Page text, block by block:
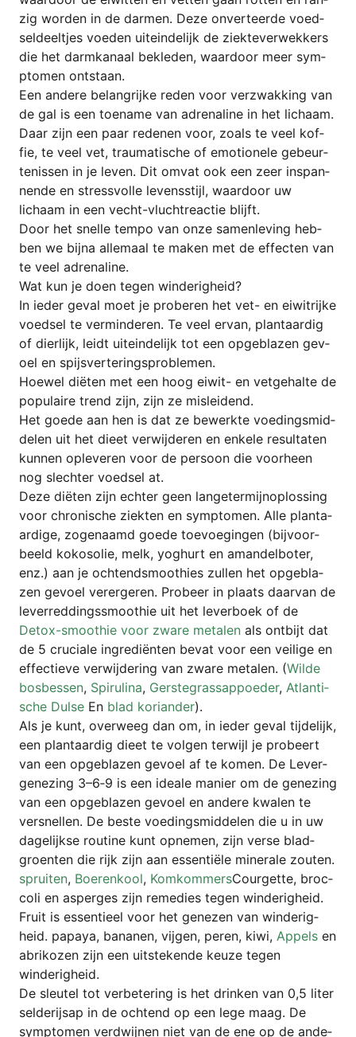
zig wor­den in de darm­en. Deze onver­teer­de voed­
sel­deelt­jes voe­den uit­ein­de­li­jk de ziek­te­ver­wek­kers
die het darm­ka­naal bekle­den, waar­door meer sym­
pto­men ontstaan.
Een ande­re belan­gri­jke reden voor ver­zwak­king van
de gal is een toe­na­me van adre­na­line in het lichaam.
Daar zijn een paar rede­nen voor, zoals te veel kof­
fie, te veel vet, trau­ma­ti­sche of emo­tio­n­ele gebe­ur­
te­nis­sen in je leven. Dit omvat ook een zeer inspan­
nen­de en stress­vol­le levens­sti­jl, waar­door uw
lichaam in een vecht-vlucht­re­ac­tie blijft.
Door het snel­le tem­po van onze samen­le­ving heb­
ben we bij­na allem­aal te maken met de effec­ten van
te veel adrenaline.
Wat kun je doen tegen winderigheid?
In ieder geval moet je pro­be­ren het vet- en eiwi­tri­jke
voed­sel te ver­min­de­ren. Te veel ervan, plan­ta­ar­dig
of dier­li­jk, leidt uit­ein­de­li­jk tot een opge­bla­zen gev­
oel en spijsverteringsproblemen.
Hoe­wel dië­ten met een hoog eiwit- en vet­ge­hal­te de
popu­lai­re trend zijn, zijn ze misleidend.
Het goe­de aan hen is dat ze bewerk­te voe­dings­mid­
de­len uit het die­et ver­wij­de­ren en enke­le resul­ta­ten
kun­nen ople­ve­ren voor de per­so­on die voor­heen
nog slech­ter voed­sel at.
Deze dië­ten zijn ech­ter geen lan­ge­ter­mi­j­no­plos­sing
voor chro­ni­sche ziek­ten en sym­pto­men. Alle plan­ta­
ar­di­ge, zogen­aamd goe­de toevoe­gin­gen (bij­vo­or­
beeld koko­so­lie, melk, yoghurt en aman­del­bo­ter,
enz.) aan je och­tends­moothies zul­len het opge­bla­
zen gev­oel ver­er­ge­ren. Pro­be­er in pla­ats daar­van de
leverred­ding­s­smoothie uit het lever­boek of de
Detox-smoothie voor zwa­re meta­len als ont­bijt dat
de 5 cru­cia­le ingre­diën­ten bevat voor een vei­li­ge en
effec­tie­ve ver­wij­de­ring van zwa­re meta­len. (Wil­de
bos­bes­sen, Spi­ru­li­na, Ger­steg­rass­ap­p­oeder, Atlan­ti­
sche Dul­se En blad kori­an­der).
Als je kunt, over­weeg dan om, in ieder geval tij­de­li­jk,
een plan­ta­ar­dig die­et te vol­gen ter­wi­jl je pro­be­ert
van een opge­bla­zen gev­oel af te komen. De Lever­
ge­ne­zing 3–6‑9 is een idea­le manier om de gene­zing
van een opge­bla­zen gev­oel en ande­re kwa­len te
vers­nel­len. De bes­te voe­dings­mid­de­len die u in uw
dage­li­jk­se rou­ti­ne kunt opne­men, zijn ver­se blad­
groen­ten die rijk zijn aan essen­tië­le mine­ra­le zou­ten.
sprui­ten, Boe­ren­kool, Kom­kom­mersCour­get­te, broc­
co­li en asper­ges zijn reme­dies tegen wind­e­r­ig­heid.
Fruit is essen­tie­el voor het gene­zen van wind­e­r­ig­
heid. papa­ya, bana­nen, vij­gen, peren, kiwi, Appels en
abri­ko­zen zijn een uit­s­te­ken­de keu­ze tegen
winderigheid.
De sleu­tel tot ver­be­te­ring is het drin­ken van 0,5 liter
sel­de­r­ij­sap in de och­tend op een lege maag. De
sym­pto­men ver­dwi­j­nen niet van de ene op de ande­